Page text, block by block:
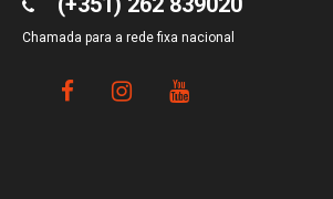
Chamada para a rede fixa nacional